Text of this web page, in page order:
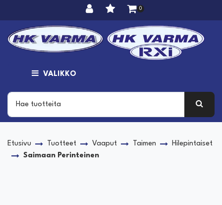
0
VALIKKO
Etusivu Tuotteet Vaaput Taimen
Hilepintaiset
Saimaan Perinteinen